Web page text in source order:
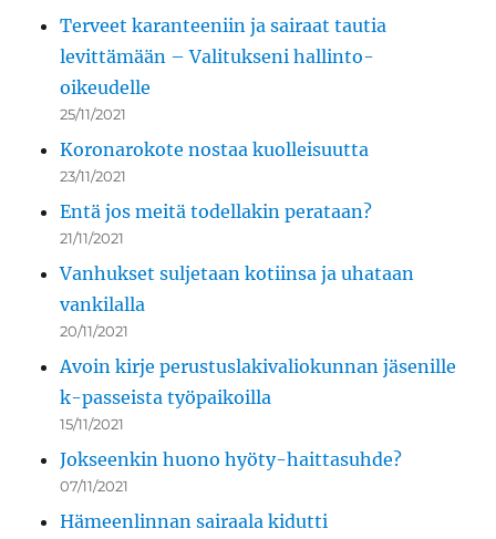
Terveet karanteeniin ja sairaat tautia
levittämään – Valitukseni hallinto-
oikeudelle
25/11/2021
Koronarokote nostaa kuolleisuutta
23/11/2021
Entä jos meitä todellakin perataan?
21/11/2021
Vanhukset suljetaan kotiinsa ja uhataan
vankilalla
20/11/2021
Avoin kirje perustuslakivaliokunnan jäsenille
k-passeista työpaikoilla
15/11/2021
Jokseenkin huono hyöty-haittasuhde?
07/11/2021
Hämeenlinnan sairaala kidutti